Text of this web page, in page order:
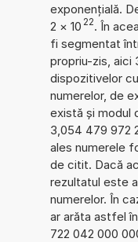
exponențială.
2 × 10 22. În
fi segmentat
propriu-zis, aici
dispozitivelor
numerelor, de
există și modul
3,054 479 972
ales numerele
de citit. Dacă
rezultatul este
numerelor. În
ar arăta astfel
722 042 000